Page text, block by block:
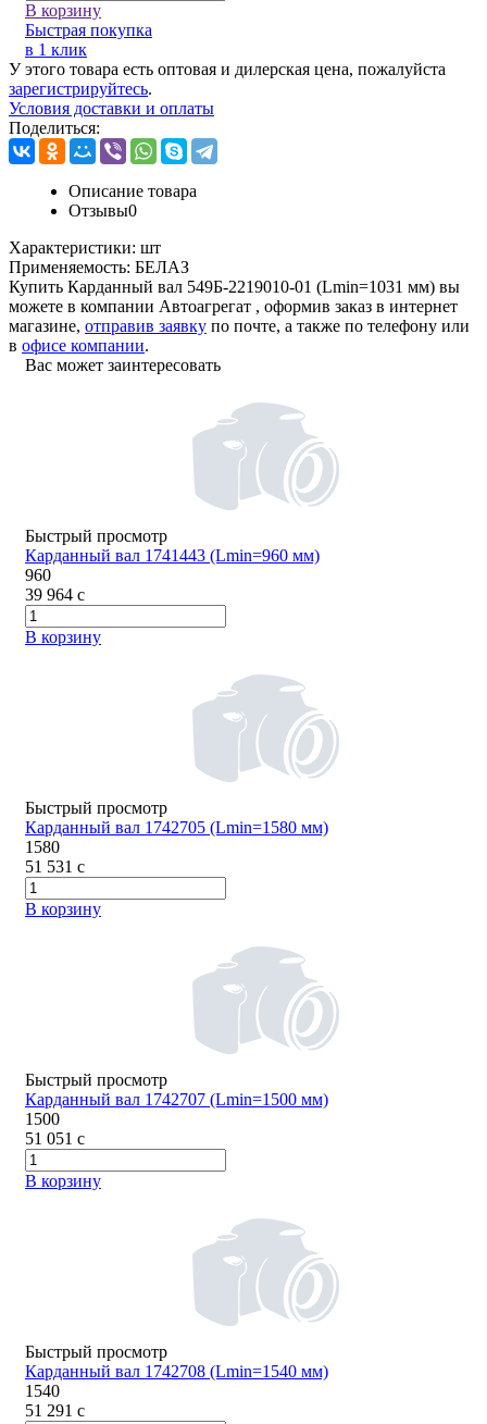
В корзину
Быстрая покупка
в 1 клик
У этого товара есть оптовая и дилерская цена, пожалуйста
зарегистрируйтесь.
Условия доставки и оплаты
Поделиться:
Описание товара
Отзывы0
Характеристики: шт
Применяемость: БЕЛАЗ
Купить Карданный вал 549Б-2219010-01 (Lmin=1031 мм) вы
можете в компании Автоагрегат , оформив заказ в интернет
магазине, отправив заявку по почте, а также по телефону или
в офисе компании.
Вас может заинтересовать
Быстрый просмотр
Карданный вал 1741443 (Lmin=960 мм)
960
39 964 c
В корзину
Быстрый просмотр
Карданный вал 1742705 (Lmin=1580 мм)
1580
51 531 c
В корзину
Быстрый просмотр
Карданный вал 1742707 (Lmin=1500 мм)
1500
51 051 c
В корзину
Быстрый просмотр
Карданный вал 1742708 (Lmin=1540 мм)
1540
51 291 c